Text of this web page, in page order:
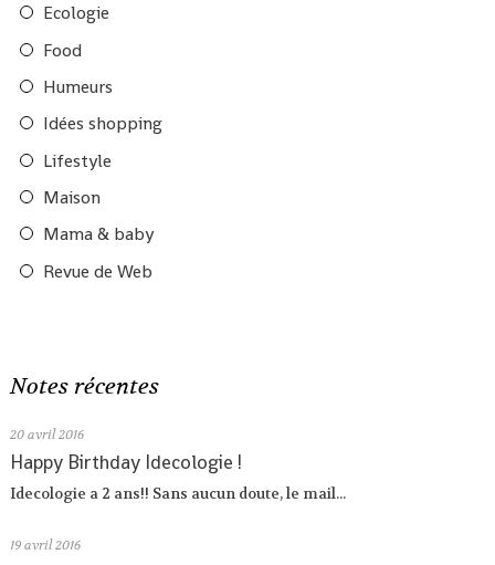
Ecologie
Food
Humeurs
Idées shopping
Lifestyle
Maison
Mama & baby
Revue de Web
Notes récentes
20 avril 2016
Happy Birthday Idecologie !
Idecologie a 2 ans!! Sans aucun doute, le mail...
19 avril 2016